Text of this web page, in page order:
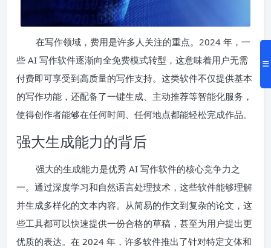
在写作领域，费用是许多人关注的重点。2024 年，一
些 AI 写作软件逐渐向全免费模式转型，这意味着用户无需
付费即可享受到高质量的写作支持。这类软件不仅提供基本
的写作功能，还配备了一键生成、主动推荐等智能化服务，
使得创作者能够在任何时间、任何地点都能轻松完成作品。
强大生成能力的背后
强大的生成能力是优秀 AI 写作软件的核心竞争力之
一。通过深度学习和自然语言处理技术，这些软件能够理解
并生成多样化的文本内容。从简易的作文到复杂的论文，这
些工具都可以快速提供一份合格的草稿，甚至为用户提出更
优质的表达。在 2024 年，许多软件推出了针对特定文体和